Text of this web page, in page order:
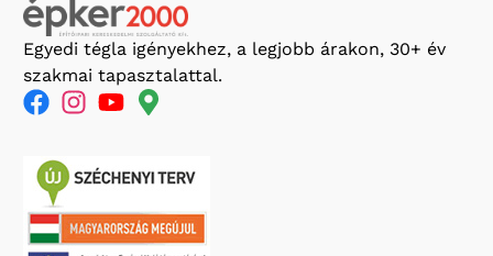
Egyedi tégla igényekhez, a legjobb árakon, 30+ év
szakmai tapasztalattal.